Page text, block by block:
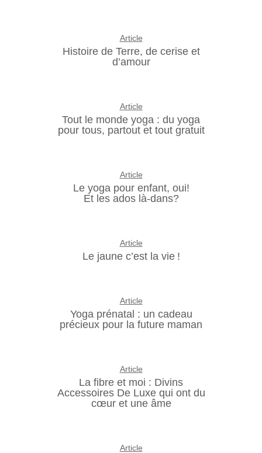
Article
Histoire de Terre, de cerise et
d’amour
Article
Tout le monde yoga : du yoga
pour tous, partout et tout gratuit
Article
Le yoga pour enfant, oui!
Et les ados là-dans?
Article
Le jaune c’est la vie !
Article
Yoga prénatal : un cadeau
précieux pour la future maman
Article
La fibre et moi : Divins
Accessoires De Luxe qui ont du
cœur et une âme
Article